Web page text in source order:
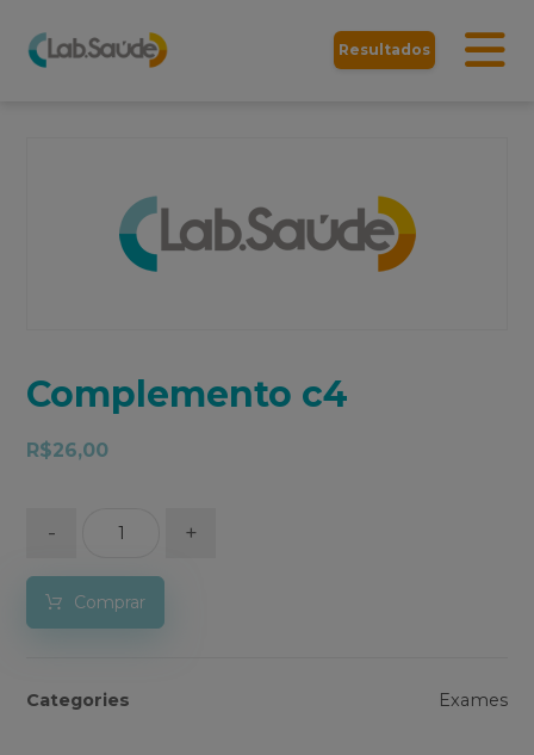
Resultados
Complemento c4
R$26,00
- +
Comprar
Categories Exames